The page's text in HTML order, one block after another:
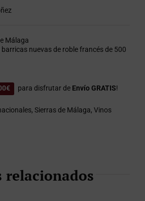
Málaga
barricas nuevas de roble francés de 500
€ para disfrutar de Envío GRATIS!
, Sierras de Málaga, Vinos
relacionados